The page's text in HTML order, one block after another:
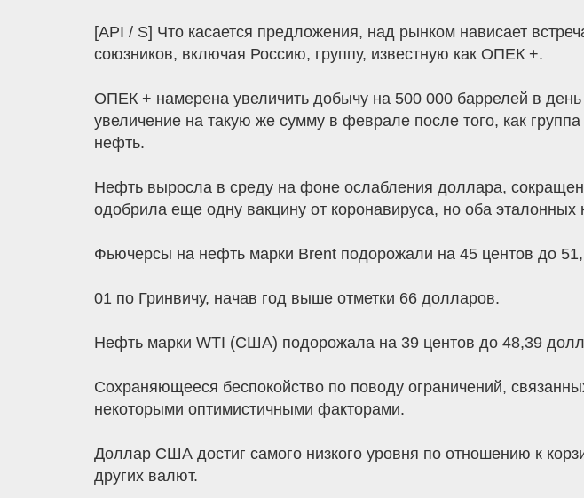
[API / S] Что касается предложения, над рынком нависает
союзников, включая Россию, группу, известную как ОПЕК +.
ОПЕК + намерена увеличить добычу на 500 000 баррелей в
увеличение на такую ​​же сумму в феврале после того, как
нефть.
Нефть выросла в среду на фоне ослабления доллара,
одобрила еще одну вакцину от коронавируса, но оба
Фьючерсы на нефть марки Brent подорожали на 45 центов до
01 по Гринвичу, начав год выше отметки 66 долларов.
Нефть марки WTI (США) подорожала на 39 центов до 48,39
Сохраняющееся беспокойство по поводу ограничений,
некоторыми оптимистичными факторами.
Доллар США достиг самого низкого уровня по отношению к
других валют.